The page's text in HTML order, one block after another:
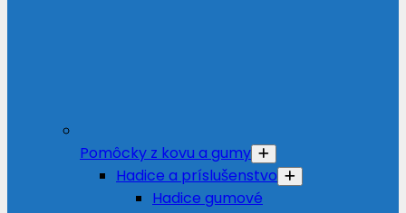
Pomôcky z kovu a gumy
Hadice a príslušenstvo
Hadice gumové